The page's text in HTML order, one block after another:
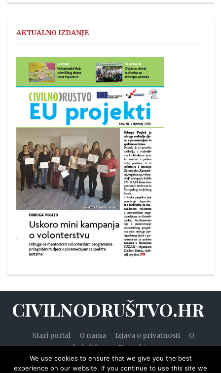
AKTUALNO IZDANJE
CIVILNODRUŠTVO.HR
Stari portal O nama Izjava o privatnosti
O
kolačićima
Kontakt
We use cookies to ensure that we give you the best
experience on our website. If you continue to use this site we